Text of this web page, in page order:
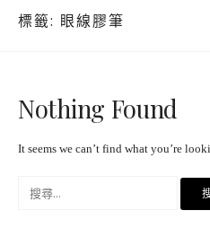
標籤: 眼線膠筆
Nothing Found
It seems we can’t find what you’re